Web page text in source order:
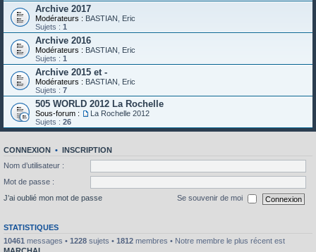
Archive 2017
Modérateurs : BASTIAN
Eric
Sujets : 1
Archive 2016
Modérateurs : BASTIAN
Eric
Sujets : 1
Archive 2015 et -
Modérateurs : BASTIAN
Eric
Sujets : 7
505 WORLD 2012 La Rochelle
Sous-forum :
La Rochelle 2012
Sujets : 26
CONNEXION • INSCRIPTION
Nom d’utilisateur :
Mot de passe :
J’ai oublié mon mot de passe
Se souvenir de moi
STATISTIQUES
10461 messages • 1228 sujets • 1812 membres • Notre membre le plus récent est